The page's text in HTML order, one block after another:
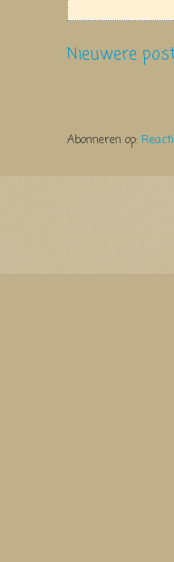
Nieuwere
Abonneren op: